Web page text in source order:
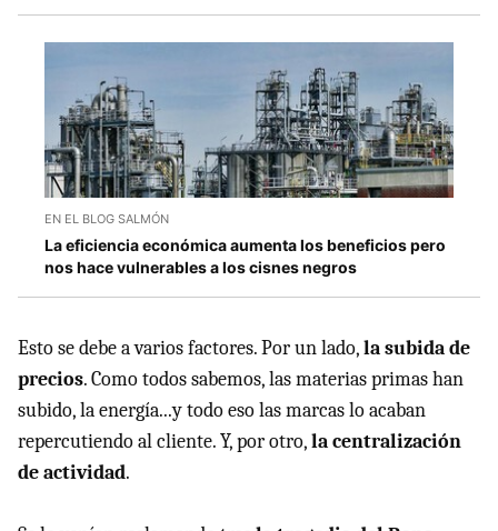
EN EL BLOG SALMÓN
La eficiencia económica aumenta los beneficios pero
nos hace vulnerables a los cisnes negros
Esto se debe a varios factores. Por un lado,la subida de
precios. Como todos sabemos, las materias primas han
subido, la energía...y todo eso las marcas lo acaban
repercutiendo al cliente. Y, por otro,la centralización
de actividad.